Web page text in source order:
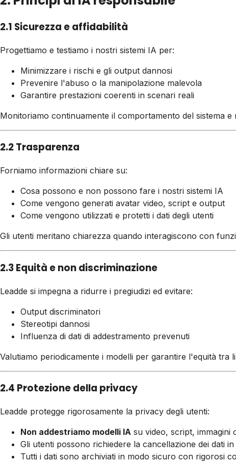
2.1 Sicurezza e affidabilità
Progettiamo e testiamo i nostri sistemi IA per:
Minimizzare i rischi e gli output dannosi
Prevenire l'abuso o la manipolazione malevola
Garantire prestazioni coerenti in scenari reali
Monitoriamo continuamente il comportamento del sistema e
2.2 Trasparenza
Forniamo informazioni chiare su:
Cosa possono e non possono fare i nostri sistemi IA
Come vengono generati avatar video, script e output
Come vengono utilizzati e protetti i dati degli utenti
Gli utenti meritano chiarezza quando interagiscono con
2.3 Equità e non discriminazione
Leadde si impegna a ridurre i pregiudizi ed evitare:
Output discriminatori
Stereotipi dannosi
Influenza di dati di addestramento prevenuti
Valutiamo periodicamente i modelli per garantire l'equità tra
2.4 Protezione della privacy
Leadde protegge rigorosamente la privacy degli utenti:
Non addestriamo modelli IA su video, script, immagini
Gli utenti possono richiedere la cancellazione dei dati
Tutti i dati sono archiviati in modo sicuro con rigorosi